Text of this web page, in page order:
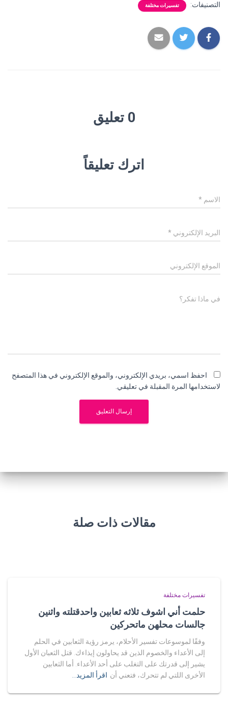
التصنيفات: تفسيرات مختلفة
0 تعليق
اترك تعليقاً
الاسم *
البريد الإلكتروني *
الموقع الإلكتروني
في ماذا تفكر؟
احفظ اسمي، بريدي الإلكتروني، والموقع الإلكتروني في هذا المتصفح
لاستخدامها المرة المقبلة في تعليقي.
مقالات ذات صلة
تفسيرات مختلفة
حلمت أني اشوف ثلاثه ثعابين واحدقتلته واثنين
جالسات محلهن ماتحركين
وفقًا لموسوعات تفسير الأحلام، يرمز رؤية الثعابين في الحلم
إلى الأعداء والخصوم الذين قد يحاولون إيذاءك. قتل الثعبان الأول
يشير إلى قدرتك على التغلب على أحد الأعداء. أما الثعابين
الأخرى اللتي لم تتحرك، فتعني أن اقرأ المزيد…